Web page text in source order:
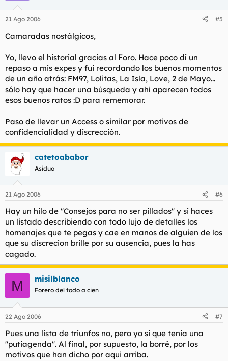
21 Ago 2006 #5
Camaradas nostálgicos,
Yo, llevo el historial gracias al Foro. Hace poco dí un
repaso a mis expes y fui recordando los buenos momentos
de un año atrás: FM97, Lolitas, La Isla, Love, 2 de Mayo...
sólo hay que hacer una búsqueda y ahí aparecen todos
esos buenos ratos :D para rememorar.
Paso de llevar un Access o similar por motivos de
confidencialidad y discrección.
catetoababor
Asiduo
21 Ago 2006 #6
Hay un hilo de "Consejos para no ser pillados" y si haces
un listado describiendo con todo lujo de detalles los
homenajes que te pegas y cae en manos de alguien de los
que su discrecion brille por su ausencia, pues la has
cagado.
M misilblanco
Forero del todo a cien
22 Ago 2006 #7
Pues una lista de triunfos no, pero yo si que tenia una
"putiagenda". Al final, por supuesto, la borré, por los
motivos que han dicho por aqui arriba.